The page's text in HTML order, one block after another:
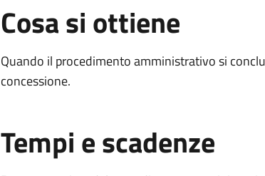
Cosa si ottiene
Quando il procedimento amministrativo si
concessione.
Tempi e scadenze